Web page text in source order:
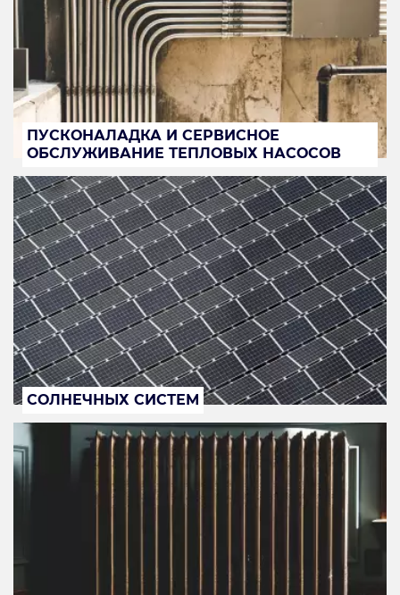
ПУСКОНАЛАДКА И СЕРВИСНОЕ
ОБСЛУЖИВАНИЕ ТЕПЛОВЫХ НАСОСОВ
СОЛНЕЧНЫХ СИСТЕМ